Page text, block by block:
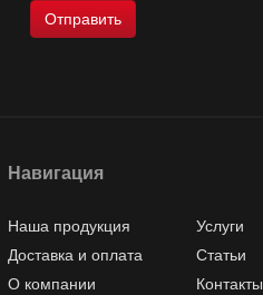
Навигация
Наша продукция
Услуги
Доставка и оплата
Статьи
О компании
Контакты